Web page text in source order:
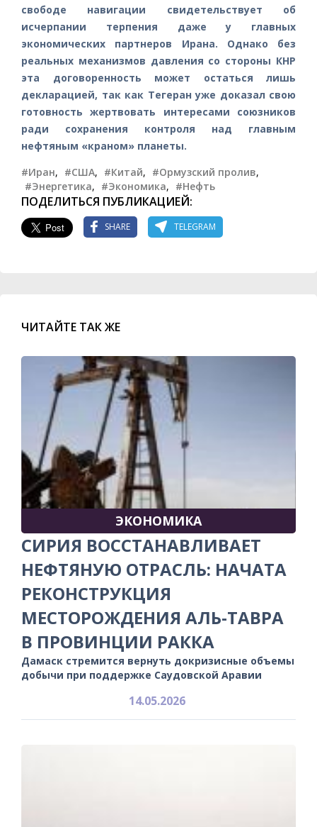
свободе навигации свидетельствует об
исчерпании терпения даже у главных
экономических партнеров Ирана. Однако без
реальных механизмов давления со стороны КНР
эта договоренность может остаться лишь
декларацией, так как Тегеран уже доказал свою
готовность жертвовать интересами союзников
ради сохранения контроля над главным
нефтяным «краном» планеты.
#Иран, #США, #Китай, #Ормузский пролив,
#Энергетика, #Экономика, #Нефть
ПОДЕЛИТЬСЯ ПУБЛИКАЦИЕЙ:
SHARE TELEGRAM
ЧИТАЙТЕ ТАК ЖЕ
ЭКОНОМИКА
СИРИЯ ВОССТАНАВЛИВАЕТ
НЕФТЯНУЮ ОТРАСЛЬ: НАЧАТА
РЕКОНСТРУКЦИЯ
МЕСТОРОЖДЕНИЯ АЛЬ-ТАВРА
В ПРОВИНЦИИ РАККА
Дамаск стремится вернуть докризисные объемы
добычи при поддержке Саудовской Аравии
14.05.2026